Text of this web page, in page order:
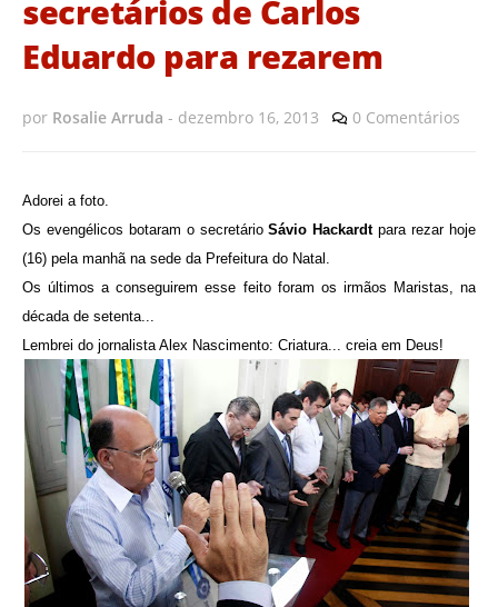
secretários de Carlos
Eduardo para rezarem
por Rosalie Arruda - dezembro 16, 2013 0 Comentários
Adorei a foto.
Os evengélicos botaram o secretárioSávio Hackardt para rezar hoje
(16) pela manhã na sede da Prefeitura do Natal.
Os últimos a conseguirem esse feito foram os irmãos Maristas, na
década de setenta...
Lembrei do jornalista Alex Nascimento: Criatura... creia em Deus!